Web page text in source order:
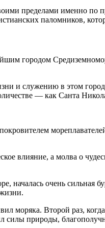
пределами именно по
паломников,
городом
и служению в этом
— как Санта
влияние, а молва о
началась очень
моряка. Второй раз,
силы природы,